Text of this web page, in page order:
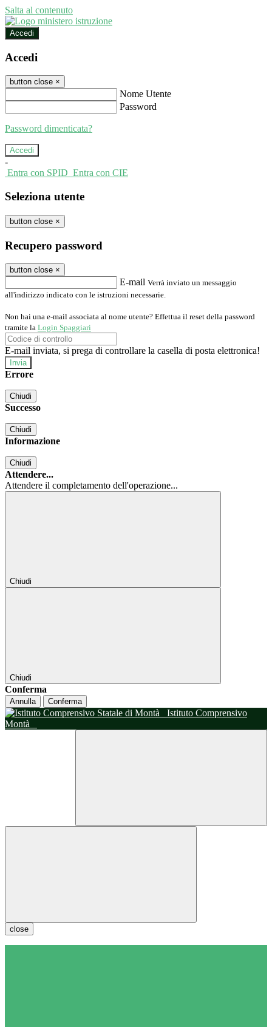
Salta al contenuto
Accedi
Accedi
button close ×
Nome Utente
Password
Password dimenticata?
-
Entra con SPID Entra con CIE
Seleziona utente
button close ×
Recupero password
button close ×
E-mail Verrà inviato un messaggio
all'indirizzo indicato con le istruzioni necessarie.
Non hai una e-mail associata al nome utente? Effettua il reset della password
tramite la Login Spaggiari
E-mail inviata, si prega di controllare la casella di posta elettronica!
Errore
Chiudi
Successo
Chiudi
Informazione
Chiudi
Attendere...
Attendere il completamento dell'operazione...
Chiudi
Chiudi
Conferma
Annulla Conferma
Istituto Comprensivo
Montà
close